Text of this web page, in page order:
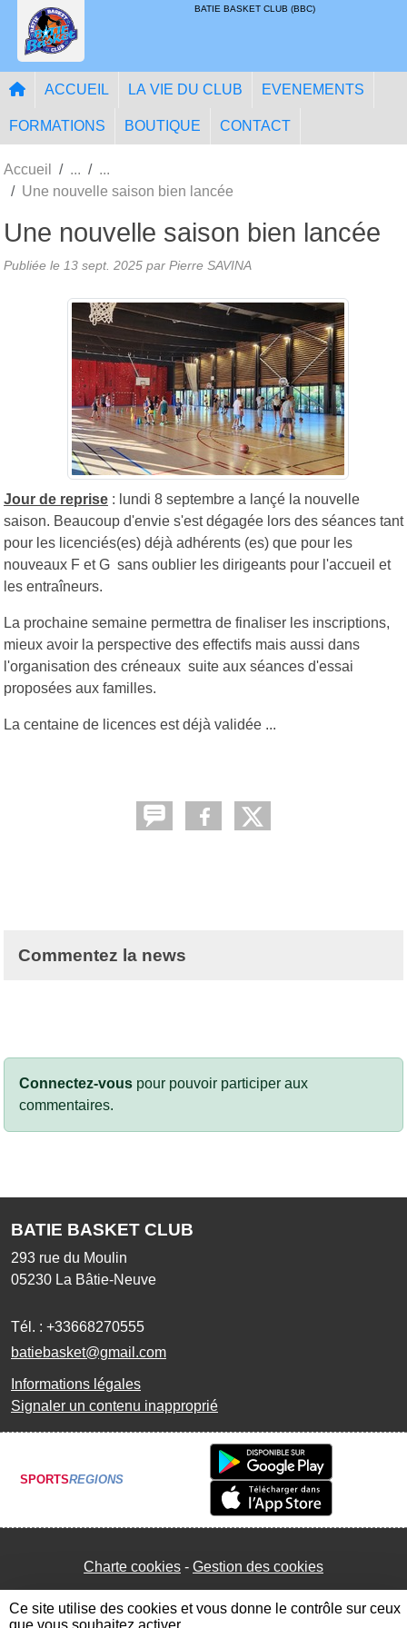
BATIE BASKET CLUB (BBC)
ACCUEIL LA VIE DU CLUB EVENEMENTS
FORMATIONS BOUTIQUE CONTACT
Accueil
Une nouvelle saison bien lancée
Une nouvelle saison bien lancée
Publiée le 13 sept. 2025 par Pierre SAVINA
Jour de reprise : lundi 8 septembre a lançé la nouvelle
saison. Beaucoup d'envie s'est dégagée lors des séances tant
pour les licenciés(es) déjà adhérents (es) que pour les
nouveaux F et G sans oublier les dirigeants pour l'accueil et
les entraîneurs.
La prochaine semaine permettra de finaliser les inscriptions,
mieux avoir la perspective des effectifs mais aussi dans
l'organisation des créneaux suite aux séances d'essai
proposées aux familles.
La centaine de licences est déjà validée ...
Commentez la news
Connectez-vous pour pouvoir participer aux
commentaires.
BATIE BASKET CLUB
293 rue du Moulin
05230 La Bâtie-Neuve
Tél. : +33668270555
batiebasket@gmail.com
Informations légales
Signaler un contenu inapproprié
SPORTSREGIONS
Charte cookies Gestion des cookies
Panneau de gestion des cookies
Ce site utilise des cookies et vous donne le contrôle sur ceux
que vous souhaitez activer